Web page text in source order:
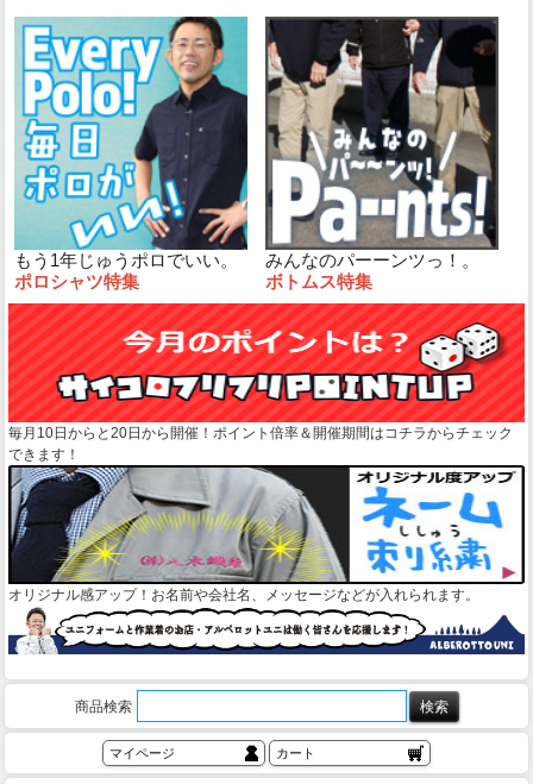
もう1年じゅうポロでいい。
ポロシャツ特集
みんなのパーーンツっ！。
ボトムス特集
毎月10日からと20日から開催！ポイント倍率＆開催期間はコチラからチェック
できます！
オリジナル感アップ！お名前や会社名、メッセージなどが入れられます。
商品検索
マイページ カート